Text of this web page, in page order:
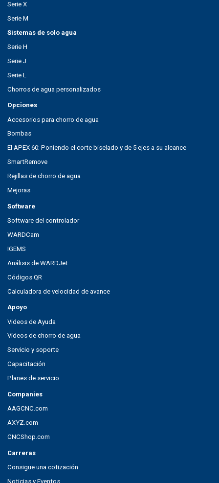
Serie X
Serie M
Sistemas de solo agua
Serie H
Serie J
Serie L
Chorros de agua personalizados
Opciones
Accesorios para chorro de agua
Bombas
El APEX 60: Poniendo el corte biselado y de 5 ejes a su alcance
SmartRemove
Rejillas de chorro de agua
Mejoras
Software
Software del controlador
WARDCam
IGEMS
Análisis de WARDJet
Códigos QR
Calculadora de velocidad de avance
Apoyo
Videos de Ayuda
Vídeos de chorro de agua
Servicio y soporte
Capacitación
Planes de servicio
Companies
AAGCNC.com
AXYZ.com
CNCShop.com
Carreras
Consigue una cotización
Noticias y Eventos